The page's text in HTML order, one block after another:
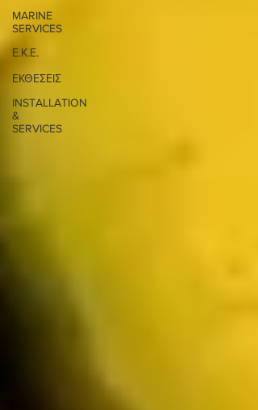
MARINE
SERVICES
Ε.Κ.Ε.
ΕΚΘΕΣΕΙΣ
INSTALLATION
&
SERVICES